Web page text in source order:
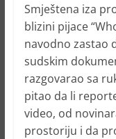
Smještena iza
blizini pijace
navodno zastao
sudskim
razgovarao sa
pitao da li
video, od
prostoriju i da